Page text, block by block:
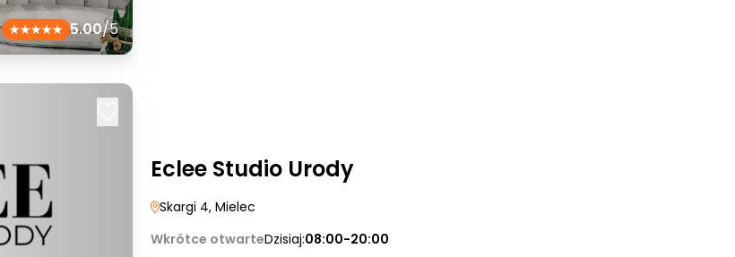
5.00/5
Eclee Studio Urody
Skargi 4, Mielec
Wkrótce otwarteDzisiaj:08:00-20:00